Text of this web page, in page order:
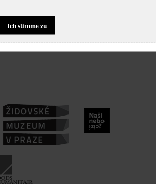
Ich stimme zu